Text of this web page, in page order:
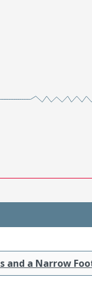
a Narrow